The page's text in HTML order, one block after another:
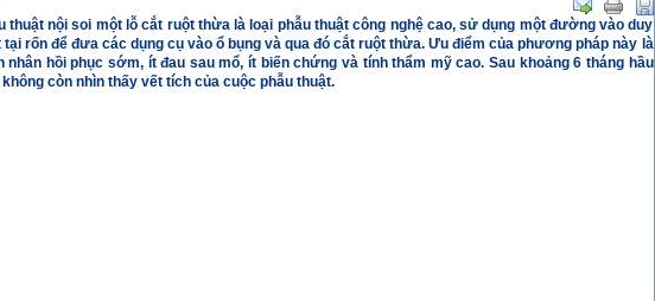
thuật nội soi một lỗ cắt ruột thừa là loại phẫu thuật công nghệ cao, sử dụng một đường vào duy
tại rốn để đưa các dụng cụ vào ổ bụng và qua đó cắt ruột thừa. Ưu điểm của phương pháp này là
nhân hồi phục sớm, ít đau sau mổ, ít biến chứng và tính thẩm mỹ cao. Sau khoảng 6 tháng hầu
còn nhìn thấy vết tích của cuộc phẫu thuật.